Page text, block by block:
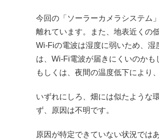
今回の「ソーラーカメラシステム
離れています。また、地表近くの
Wi-Fiの電波は湿度に弱いため、
は、Wi-Fi電波が届きにくいのかも
もしくは、夜間の温度低下により
いずれにしろ、畑には似たような
ず、原因は不明です。
原因が特定できていない状況では